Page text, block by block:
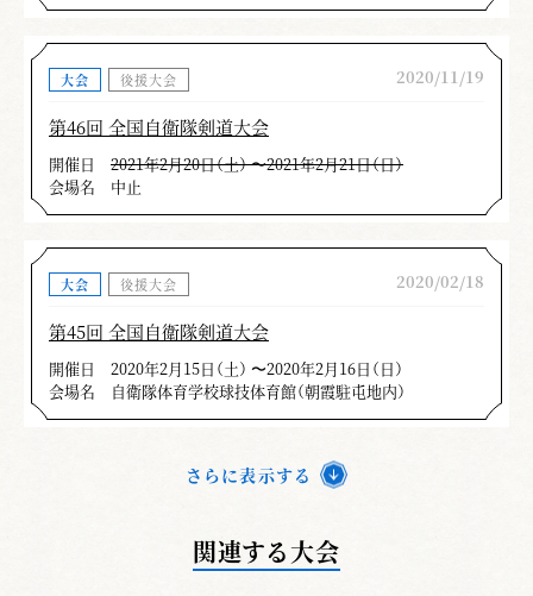
大会 後援大会 2020/11/19
第46回 全国自衛隊剣道大会
開催日
2021年2月20日（土） 〜2021年2月21日（日）
会場名
中止
大会 後援大会 2020/02/18
第45回 全国自衛隊剣道大会
開催日
2020年2月15日（土） 〜2020年2月16日（日）
会場名
自衛隊体育学校球技体育館（朝霞駐屯地内）
さらに表示する
関連する大会